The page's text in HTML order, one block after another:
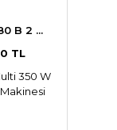
B 2 ...
TL